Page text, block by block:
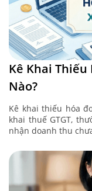
Kê Khai
Nào?
Kê khai thiếu hóa
khai thuế GTGT,
nhận doanh thu